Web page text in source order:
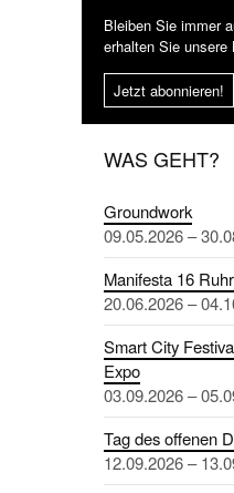
Bleiben Sie immer
erhalten Sie unsere
Jetzt abonnieren!
WAS GEHT?
Groundwork
09.05.2026 –
Manifesta 16
20.06.2026 –
Smart City
Expo
03.09.2026 –
Tag des offenen
12.09.2026 –